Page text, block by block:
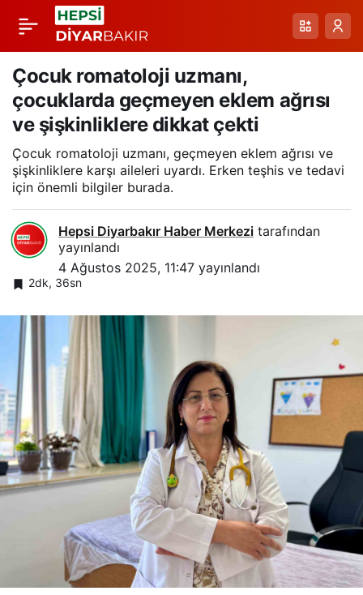
Çocuk romatoloji uzmanı,
çocuklarda geçmeyen eklem ağrısı
ve şişkinliklere dikkat çekti
Çocuk romatoloji uzmanı, geçmeyen eklem ağrısı ve
şişkinliklere karşı aileleri uyardı. Erken teşhis ve tedavi
için önemli bilgiler burada.
Hepsi Diyarbakır Haber Merkezi tarafından
yayınlandı
4 Ağustos 2025, 11:47 yayınlandı
2dk, 36sn
Çocuk romatoloji
uzmanı, çocuklarda
geçmeyen eklem
ağrısı ve şişkinliklere
dikkat çekti
Paylaş